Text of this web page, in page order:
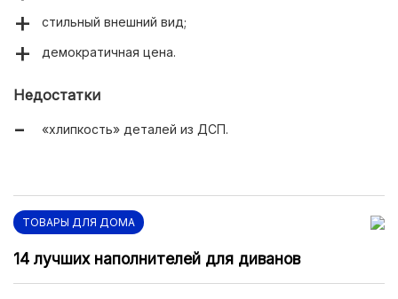
стильный внешний вид;
демократичная цена.
Недостатки
«хлипкость» деталей из ДСП.
ТОВАРЫ ДЛЯ ДОМА
14 лучших наполнителей для диванов